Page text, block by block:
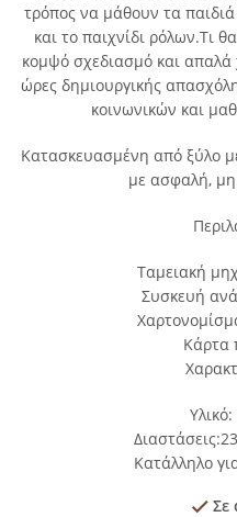
τρόπος να μάθουν τα
και το παιχνίδι ρόλων.Τι
κομψό σχεδιασμό και
ώρες δημιουργικής
κοινωνικών και
Κατασκευασμένη από ξύλο
με ασφαλή,
Ταμειακή
Συσκευή
Κάρτα
Κατάλληλο
Σε